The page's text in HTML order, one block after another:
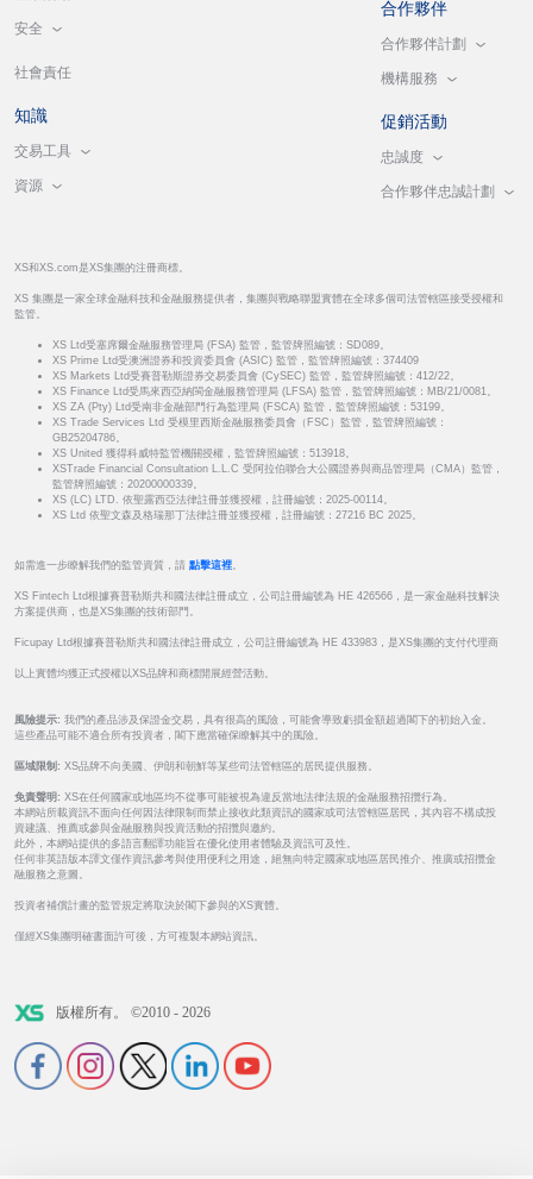
安全
社會責任
知識
交易工具
資源
合作夥伴
合作夥伴計劃
機構服務
促銷活動
忠誠度
合作夥伴忠誠計劃
XS和XS.com是XS集團的注冊商標。
XS 集團是一家全球金融科技和金融服務提供者，集團與戰略聯盟實體在全球多個司法管轄區接受授權和
監管。
XS Ltd受塞席爾金融服務管理局 (FSA) 監管，監管牌照編號：SD089。
XS Prime Ltd受澳洲證券和投資委員會 (ASIC) 監管，監管牌照編號：374409
XS Markets Ltd受賽普勒斯證券交易委員會 (CySEC) 監管，監管牌照編號：412/22。
XS Finance Ltd受馬來西亞納閩金融服務管理局 (LFSA) 監管，監管牌照編號：MB/21/0081。
XS ZA (Pty) Ltd受南非金融部門行為監理局 (FSCA) 監管，監管牌照編號：53199。
XS Trade Services Ltd 受模里西斯金融服務委員會（FSC）監管，監管牌照編號：
GB25204786。
XS United 獲得科威特監管機關授權，監管牌照編號：513918。
XSTrade Financial Consultation L.L.C 受阿拉伯聯合大公國證券與商品管理局（CMA）監管，
監管牌照編號：20200000339。
XS (LC) LTD. 依聖露西亞法律註冊並獲授權，註冊編號：2025-00114。
XS Ltd 依聖文森及格瑞那丁法律註冊並獲授權，註冊編號：27216 BC 2025。
如需進一步瞭解我們的監管資質，請 點擊這裡。
XS Fintech Ltd根據賽普勒斯共和國法律註冊成立，公司註冊編號為 HE 426566，是一家金融科技解決
方案提供商，也是XS集團的技術部門。
Ficupay Ltd根據賽普勒斯共和國法律註冊成立，公司註冊編號為 HE 433983，是XS集團的支付代理商
以上實體均獲正式授權以XS品牌和商標開展經營活動。
風險提示: 我們的產品涉及保證金交易，具有很高的風險，可能會導致虧損金額超過閣下的初始入金。
這些產品可能不適合所有投資者，閣下應當確保瞭解其中的風險。
區域限制: XS品牌不向美國、伊朗和朝鮮等某些司法管轄區的居民提供服務。
免責聲明: XS在任何國家或地區均不從事可能被視為違反當地法律法規的金融服務招攬行為。
本網站所載資訊不面向任何因法律限制而禁止接收此類資訊的國家或司法管轄區居民，其內容不構成投
資建議、推薦或參與金融服務與投資活動的招攬與邀約。
此外，本網站提供的多語言翻譯功能旨在優化使用者體驗及資訊可及性。
任何非英語版本譯文僅作資訊參考與使用便利之用途，絕無向特定國家或地區居民推介、推廣或招攬金
融服務之意圖。
投資者補償計畫的監管規定將取決於閣下參與的XS實體。
僅經XS集團明確書面許可後，方可複製本網站資訊。
版權所有。 ©2010 - 2026